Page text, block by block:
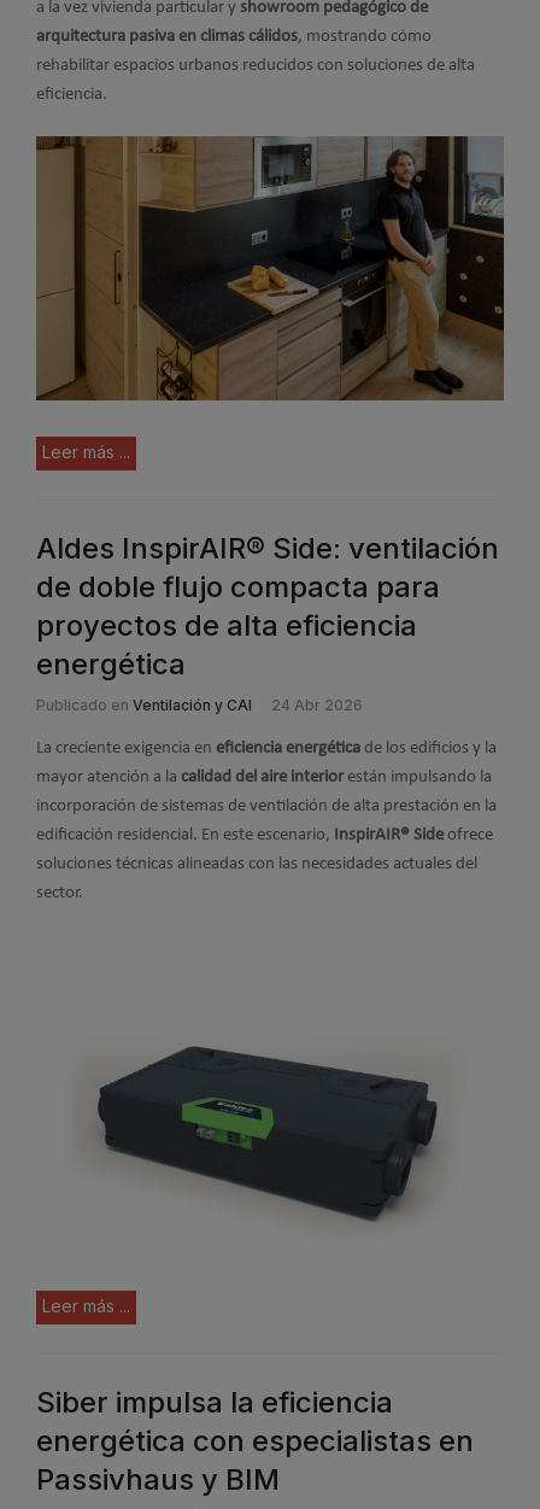
a la vez vivienda particular y showroom pedagógico de
arquitectura pasiva en climas cálidos, mostrando cómo
rehabilitar espacios urbanos reducidos con soluciones de alta
eficiencia.
Leer más ...
Aldes InspirAIR® Side: ventilación
de doble flujo compacta para
proyectos de alta eficiencia
energética
Publicado en Ventilación y CAI 24 Abr 2026
La creciente exigencia en eficiencia energética de los edificios y la
mayor atención a la calidad del aire interiorestán impulsando la
incorporación de sistemas de ventilación de alta prestación en la
edificación residencial. En este escenario, InspirAIR® Sideofrece
soluciones técnicas alineadas con las necesidades actuales del
sector.
Leer más ...
Siber impulsa la eficiencia
energética con especialistas en
Passivhaus y BIM